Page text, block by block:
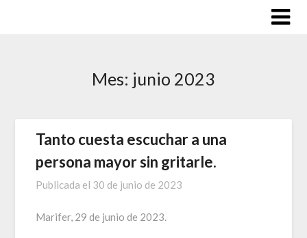
Mes: junio 2023
Tanto cuesta escuchar a una
persona mayor sin gritarle.
Publicada el 30 de junio de 2023
Marifer, 29 de junio de 2023.